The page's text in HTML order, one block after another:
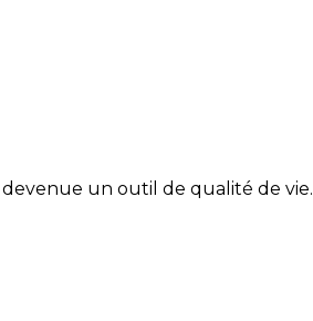
devenue un outil de qualité de vie.